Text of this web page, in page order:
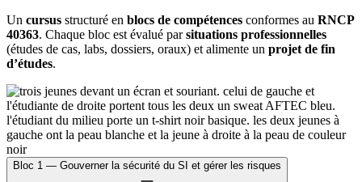
Un cursus structuré en blocs de compétences conformes au RNCP
40363. Chaque bloc est évalué parsituations professionnelles
(études de cas, labs, dossiers, oraux) et alimente un projet de fin
d’études.
Bloc 1 — Gouverner la sécurité du SI et gérer les risques